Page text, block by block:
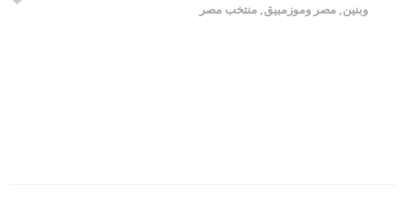
وبنين,مصر وموزمبيق,منتخب مصر